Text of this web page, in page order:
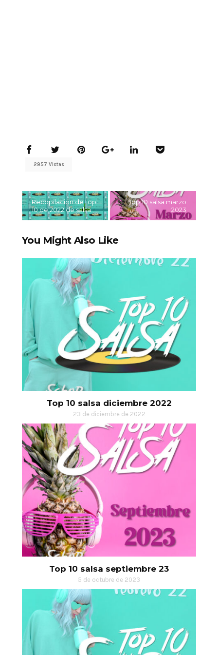
2957 Vistas
Recopilación de top
10 de 2022 de salsa
Top 10 salsa marzo
2023
You Might Also Like
Top 10 salsa diciembre 2022
23 de diciembre de 2022
Top 10 salsa septiembre 23
5 de octubre de 2023